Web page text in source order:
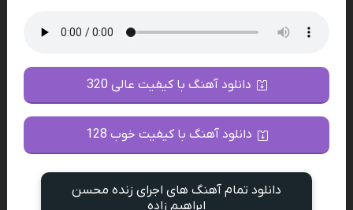
دانلود آهنگ با کیفیت عالی 320
دانلود آهنگ با کیفیت خوب 128
دانلود تمام آهنگ های اجرای زنده محسن
ابراهیم زاده